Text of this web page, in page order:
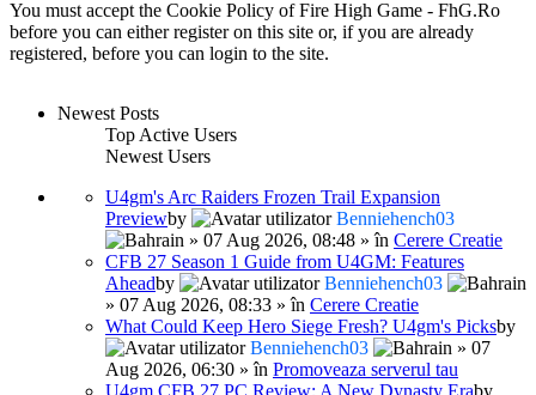
You must accept the Cookie Policy of Fire High Game - FhG.Ro
before you can either register on this site or, if you are already
registered, before you can login to the site.
Newest Posts
Top Active Users
Newest Users
U4gm's Arc Raiders Frozen Trail Expansion
Previewby
Benniehench03
» 07 Aug 2026, 08:48 » în Cerere Creatie
CFB 27 Season 1 Guide from U4GM: Features
Aheadby
Benniehench03
» 07 Aug 2026, 08:33 » în Cerere Creatie
What Could Keep Hero Siege Fresh? U4gm's Picksby
Benniehench03
» 07
Aug 2026, 06:30 » în Promoveaza serverul tau